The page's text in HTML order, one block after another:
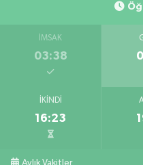
İMSAK
03:38
İKINDI
16:23
Aylık Vakitler